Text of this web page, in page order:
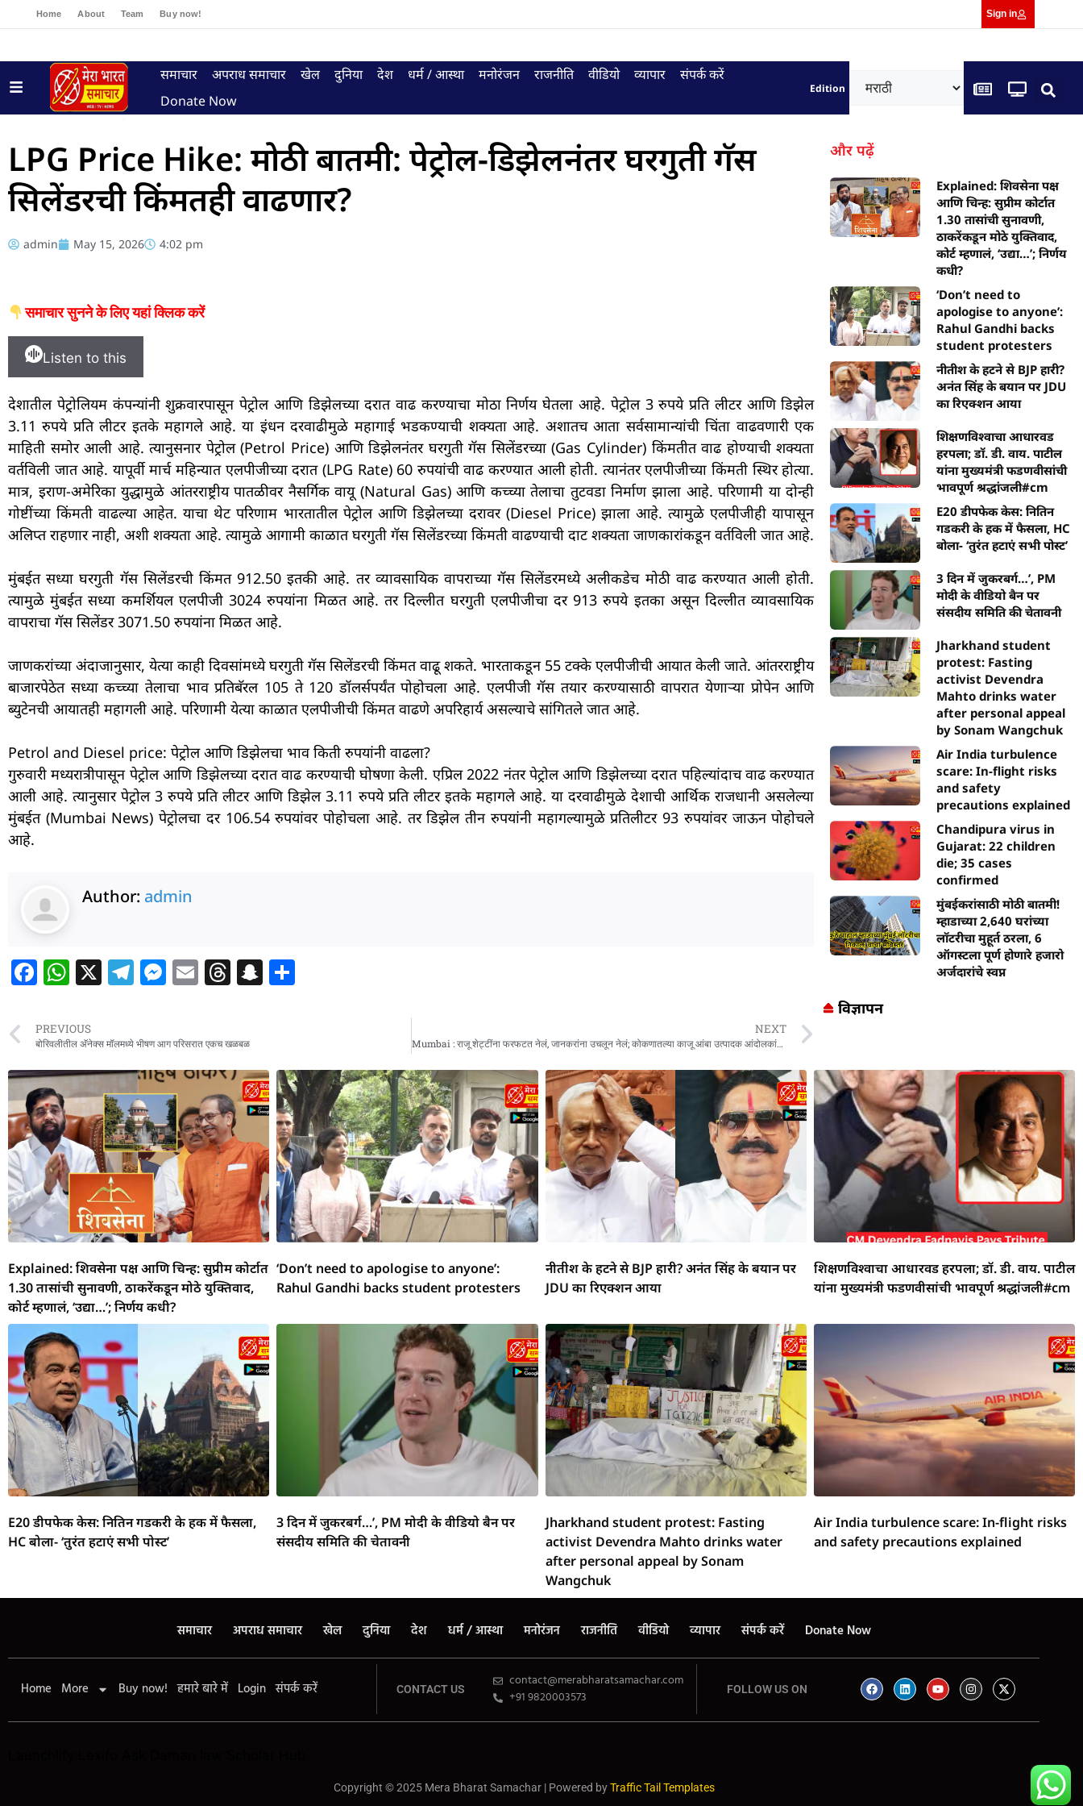
Home About Team Buy now! Sign in
समाचार अपराध समाचार खेल दुनिया देश धर्म / आस्था मनोरंजन राजनीति वीडियो व्यापार
संपर्क करें
Donate Now
Edition
LPG Price Hike: मोठी बातमी: पेट्रोल-डिझेलनंतर घरगुती गॅस
सिलेंडरची किंमतही वाढणार?
admin May 15, 2026 4:02 pm
समाचार सुनने के लिए यहां क्लिक करें
Listen to this
देशातील पेट्रोलियम कंपन्यांनी शुक्रवारपासून पेट्रोल आणि डिझेलच्या दरात वाढ करण्याचा मोठा निर्णय घेतला आहे. पेट्रोल 3 रुपये प्रति लीटर आणि डिझेल
3.11 रुपये प्रति लीटर इतके महागले आहे. या इंधन दरवाढीमुळे महागाई भडकण्याची शक्यता आहे. अशातच आता सर्वसामान्यांची चिंता वाढवणारी एक
माहिती समोर आली आहे. त्यानुसनार पेट्रोल (Petrol Price) आणि डिझेलनंतर घरगुती गॅस सिलेंडरच्या (Gas Cylinder) किंमतीत वाढ होण्याची शक्यता
वर्तविली जात आहे. यापूर्वी मार्च महिन्यात एलपीजीच्या दरात (LPG Rate) 60 रुपयांची वाढ करण्यात आली होती. त्यानंतर एलपीजीच्या किंमती स्थिर होत्या.
मात्र, इराण-अमेरिका युद्धामुळे आंतरराष्ट्रीय पातळीवर नैसर्गिक वायू (Natural Gas) आणि कच्च्या तेलाचा तुटवडा निर्माण झाला आहे. परिणामी या दोन्ही
गोष्टींच्या किंमती वाढल्या आहेत. याचा थेट परिणाम भारतातील पेट्रोल आणि डिझेलच्या दरावर (Diesel Price) झाला आहे. त्यामुळे एलपीजीही यापासून
अलिप्त राहणार नाही, अशी शक्यता आहे. त्यामुळे आगामी काळात घरगुती गॅस सिलेंडरच्या किंमती वाढण्याची दाट शक्यता जाणकारांकडून वर्तविली जात आहे.
मुंबईत सध्या घरगुती गॅस सिलेंडरची किंमत 912.50 इतकी आहे. तर व्यावसायिक वापराच्या गॅस सिलेंडरमध्ये अलीकडेच मोठी वाढ करण्यात आली होती.
त्यामुळे मुंबईत सध्या कमर्शियल एलपीजी 3024 रुपयांना मिळत आहे. तर दिल्लीत घरगुती एलपीजीचा दर 913 रुपये इतका असून दिल्लीत व्यावसायिक
वापराचा गॅस सिलेंडर 3071.50 रुपयांना मिळत आहे.
जाणकरांच्या अंदाजानुसार, येत्या काही दिवसांमध्ये घरगुती गॅस सिलेंडरची किंमत वाढू शकते. भारताकडून 55 टक्के एलपीजीची आयात केली जाते. आंतरराष्ट्रीय
बाजारपेठेत सध्या कच्च्या तेलाचा भाव प्रतिबॅरल 105 ते 120 डॉलर्सपर्यंत पोहोचला आहे. एलपीजी गॅस तयार करण्यासाठी वापरात येणाऱ्या प्रोपेन आणि
ब्युटेनची आयातही महागली आहे. परिणामी येत्या काळात एलपीजीची किंमत वाढणे अपरिहार्य असल्याचे सांगितले जात आहे.
Petrol and Diesel price: पेट्रोल आणि डिझेलचा भाव किती रुपयांनी वाढला?
गुरुवारी मध्यरात्रीपासून पेट्रोल आणि डिझेलच्या दरात वाढ करण्याची घोषणा केली. एप्रिल 2022 नंतर पेट्रोल आणि डिझेलच्या दरात पहिल्यांदाच वाढ करण्यात
आली आहे. त्यानुसार पेट्रोल 3 रुपये प्रति लीटर आणि डिझेल 3.11 रुपये प्रति लीटर इतके महागले आहे. या दरवाढीमुळे देशाची आर्थिक राजधानी असलेल्या
मुंबईत (Mumbai News) पेट्रोलचा दर 106.54 रुपयांवर पोहोचला आहे. तर डिझेल तीन रुपयांनी महागल्यामुळे प्रतिलीटर 93 रुपयांवर जाऊन पोहोचले
आहे.
Author: admin
F
c
e
b
o
o
k
W
at
s
A
p
p
X T
g
ra
m
M
e
n
g
er
E
l
T
a
d
s
S
c
h
at
PREVIOUS
बोरिवलीतील अ‍ॅनेक्स मॉलमध्ये भीषण आग परिसरात एकच खळबळ
NEXT
Mumbai : राजू शेट्टींना फरफटत नेलं, जानकरांना उचलून नेलं; कोकणातल्या काजू आंबा उत्पादक आंदोलकांना पोलिसांनी ताब्यात घेतलं, मुंबईत घमासान
और पढ़ें
Explained: शिवसेना पक्ष
आणि चिन्ह: सुप्रीम कोर्टात
1.30 तासांची सुनावणी,
ठाकरेंकडून मोठे युक्तिवाद,
कोर्ट म्हणालं, ‘उद्या…’; निर्णय
कधी?
‘Don’t need to
apologise to anyone’:
Rahul Gandhi backs
student protesters
नीतीश के हटने से BJP हारी?
अनंत सिंह के बयान पर JDU
का रिएक्शन आया
शिक्षणविश्वाचा आधारवड
हरपला; डॉ. डी. वाय. पाटील
यांना मुख्यमंत्री फडणवीसांची
भावपूर्ण श्रद्धांजली#cm
E20 डीपफेक केस: नितिन
गडकरी के हक में फैसला, HC
बोला- ‘तुरंत हटाएं सभी पोस्ट’
3 दिन में जुकरबर्ग…’, PM
मोदी के वीडियो बैन पर
संसदीय समिति की चेतावनी
Jharkhand student
protest: Fasting
activist Devendra
Mahto drinks water
after personal appeal
by Sonam Wangchuk
Air India turbulence
scare: In-flight risks
and safety
precautions explained
Chandipura virus in
Gujarat: 22 children
die; 35 cases
confirmed
मुंबईकरांसाठी मोठी बातमी!
म्हाडाच्या 2,640 घरांच्या
लॉटरीचा मुहूर्त ठरला, 6
ऑगस्टला पूर्ण होणारे हजारो
अर्जदारांचे स्वप्न
विज्ञापन
Explained: शिवसेना पक्ष आणि चिन्ह: सुप्रीम कोर्टात
1.30 तासांची सुनावणी, ठाकरेंकडून मोठे युक्तिवाद,
कोर्ट म्हणालं, ‘उद्या…’; निर्णय कधी?
‘Don’t need to apologise to anyone’:
Rahul Gandhi backs student protesters
नीतीश के हटने से BJP हारी? अनंत सिंह के बयान पर
JDU का रिएक्शन आया
शिक्षणविश्वाचा आधारवड हरपला; डॉ. डी. वाय. पाटील
यांना मुख्यमंत्री फडणवीसांची भावपूर्ण श्रद्धांजली#cm
E20 डीपफेक केस: नितिन गडकरी के हक में फैसला,
HC बोला- ‘तुरंत हटाएं सभी पोस्ट’
3 दिन में जुकरबर्ग…’, PM मोदी के वीडियो बैन पर
संसदीय समिति की चेतावनी
Jharkhand student protest: Fasting
activist Devendra Mahto drinks water
after personal appeal by Sonam
Wangchuk
Air India turbulence scare: In-flight risks
and safety precautions explained
समाचार अपराध समाचार खेल दुनिया देश धर्म / आस्था मनोरंजन राजनीति वीडियो व्यापार संपर्क करें Donate Now
Home More Buy now! हमारे बारे में Login संपर्क करें CONTACT US
contact@merabharatsamachar.com
+91 9820003573
FOLLOW US ON
Copyright © 2025 Mera Bharat Samachar | Powered byTraffic Tail Templates